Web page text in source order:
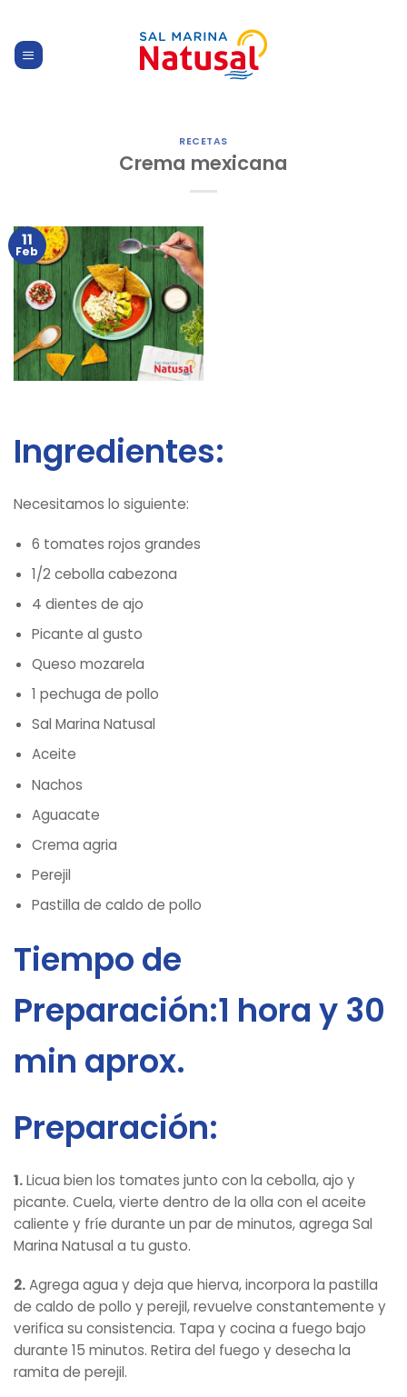
content
RECETAS
Crema mexicana
11
Feb
Ingredientes:
Necesitamos lo siguiente:
6 tomates rojos grandes
1/2 cebolla cabezona
4 dientes de ajo
Picante al gusto
Queso mozarela
1 pechuga de pollo
Sal Marina Natusal
Aceite
Nachos
Aguacate
Crema agria
Perejil
Pastilla de caldo de pollo
Tiempo de
Preparación:1 hora y 30
min aprox.
Preparación:
1.Licua bien los tomates junto con la cebolla, ajo y
picante. Cuela, vierte dentro de la olla con el aceite
caliente y fríe durante un par de minutos, agrega Sal
Marina Natusal a tu gusto.
2.Agrega agua y deja que hierva, incorpora la pastilla
de caldo de pollo y perejil, revuelve constantemente y
verifica su consistencia. Tapa y cocina a fuego bajo
durante 15 minutos. Retira del fuego y desecha la
ramita de perejil.